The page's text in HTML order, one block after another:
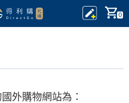
0
外購物網站為：